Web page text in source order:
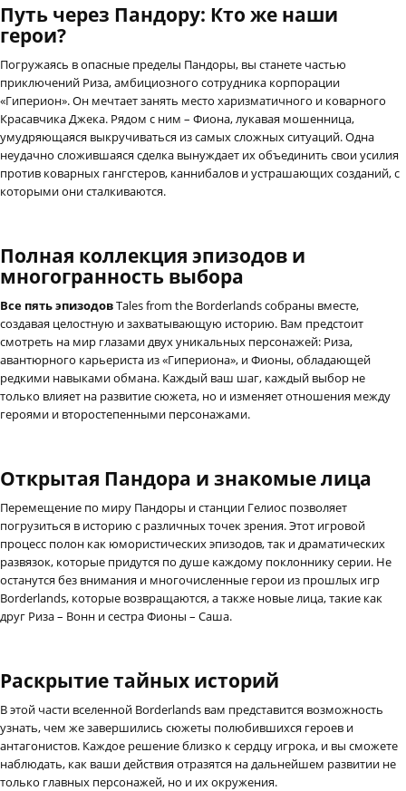
Путь через Пандору: Кто же наши
герои?
Погружаясь в опасные пределы Пандоры, вы станете частью
приключений Риза, амбициозного сотрудника корпорации
«Гиперион». Он мечтает занять место харизматичного и коварного
Красавчика Джека. Рядом с ним – Фиона, лукавая мошенница,
умудряющаяся выкручиваться из самых сложных ситуаций. Одна
неудачно сложившаяся сделка вынуждает их объединить свои усилия
против коварных гангстеров, каннибалов и устрашающих созданий, с
которыми они сталкиваются.
Полная коллекция эпизодов и
многогранность выбора
Все пять эпизодовTales from the Borderlands собраны вместе,
создавая целостную и захватывающую историю. Вам предстоит
смотреть на мир глазами двух уникальных персонажей: Риза,
авантюрного карьериста из «Гипериона», и Фионы, обладающей
редкими навыками обмана. Каждый ваш шаг, каждый выбор не
только влияет на развитие сюжета, но и изменяет отношения между
героями и второстепенными персонажами.
Открытая Пандора и знакомые лица
Перемещение по миру Пандоры и станции Гелиос позволяет
погрузиться в историю с различных точек зрения. Этот игровой
процесс полон как юмористических эпизодов, так и драматических
развязок, которые придутся по душе каждому поклоннику серии. Не
останутся без внимания и многочисленные герои из прошлых игр
Borderlands, которые возвращаются, а также новые лица, такие как
друг Риза – Вонн и сестра Фионы – Саша.
Раскрытие тайных историй
В этой части вселенной Borderlands вам представится возможность
узнать, чем же завершились сюжеты полюбившихся героев и
антагонистов. Каждое решение близко к сердцу игрока, и вы сможете
наблюдать, как ваши действия отразятся на дальнейшем развитии не
только главных персонажей, но и их окружения.